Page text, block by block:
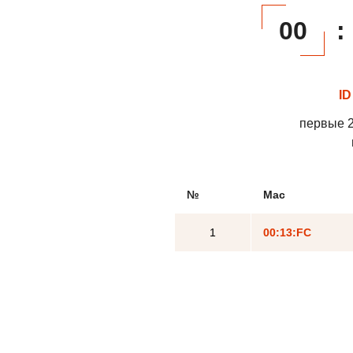
00 :
первые
№ Mac
1 00:13:FC